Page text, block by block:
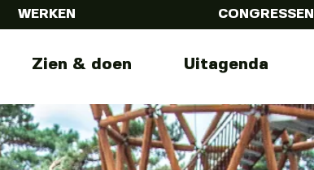
WERKEN CONGRESSEN
Zien & doen Uitagenda